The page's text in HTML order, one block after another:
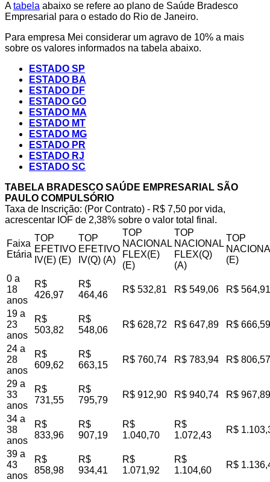
Atabela abaixo se refere ao plano de Saúde Bradesco
Empresarial para o estado do Rio de Janeiro.
Para empresa Mei considerar um agravo de 10% a mais
sobre os valores informados na tabela abaixo.
ESTADO SP
ESTADO BA
ESTADO DF
ESTADO GO
ESTADO MA
ESTADO MT
ESTADO MG
ESTADO PR
ESTADO RJ
ESTADO SC
TABELA BRADESCO SAÚDE EMPRESARIAL SÃO
PAULO COMPULSÓRIO
Taxa de Inscrição: (Por Contrato) - R$ 7,50 por vida,
acrescentar IOF de 2,38% sobre o valor total final.
Faixa
Etária
TOP
EFETIVO
IV(E) (E)
TOP
EFETIVO
IV(Q) (A)
TOP
NACIONAL
FLEX(E)
(E)
TOP
NACIONAL
FLEX(Q)
(A)
TOP
(E)
0 a
18
anos
R$
426,97
R$
464,46
R$ 532,81 R$ 549,06 R$ 564,91
19 a
23
anos
R$
503,82
R$
548,06
R$ 628,72 R$ 647,89 R$ 666,59
24 a
28
anos
R$
609,62
R$
663,15
R$ 760,74 R$ 783,94 R$ 806,57
29 a
33
anos
R$
731,55
R$
795,79
R$ 912,90 R$ 940,74 R$ 967,89
34 a
38
anos
R$
833,96
R$
907,19
R$
1.040,70
R$
1.072,43
R$
39 a
43
anos
R$
858,98
R$
934,41
R$
1.071,92
R$
1.104,60
R$